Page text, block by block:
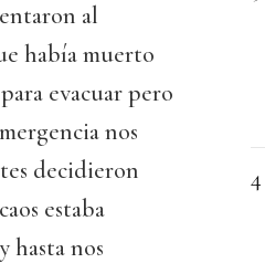
al
había muerto
evacuar pero
nos
decidieron
estaba
hasta nos